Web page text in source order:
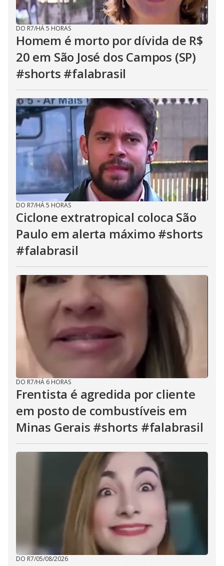
DO R7/HÁ 5 HORAS
Homem é morto por dívida de R$
20 em São José dos Campos (SP)
#shorts #falabrasil
DO R7/HÁ 5 HORAS
Ciclone extratropical coloca São
Paulo em alerta máximo #shorts
#falabrasil
DO R7/HÁ 6 HORAS
Frentista é agredida por cliente
em posto de combustíveis em
Minas Gerais #shorts #falabrasil
DO R7/05/08/2026